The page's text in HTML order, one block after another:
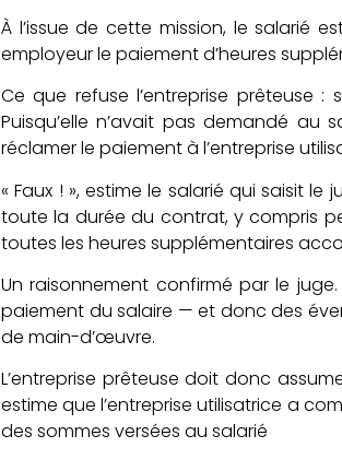
À l’issue de cette mission, le salarié
employeur le paiement d’heures
Ce que refuse l’entreprise prêteuse :
Puisqu’elle n’avait pas demandé au
réclamer le paiement à l’entreprise
« Faux ! », estime le salarié qui saisit
toute la durée du contrat, y compris
toutes les heures supplémentaires
Un raisonnement confirmé par le
paiement du salaire — et donc des
de main-d’œuvre.
L’entreprise prêteuse doit donc
estime que l’entreprise utilisatrice a
des sommes versées au salarié